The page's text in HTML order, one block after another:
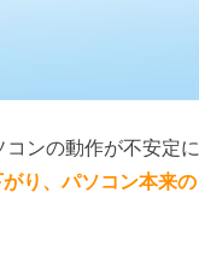
ンの動作が不安定に
り、パソコン本来の